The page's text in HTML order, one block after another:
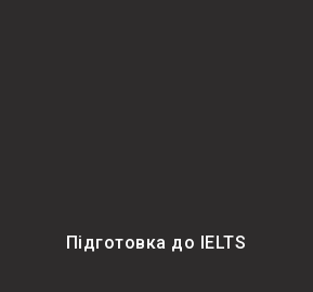
Підготовка до IELTS